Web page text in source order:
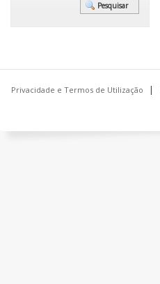
Privacidade e Termos de Utilização